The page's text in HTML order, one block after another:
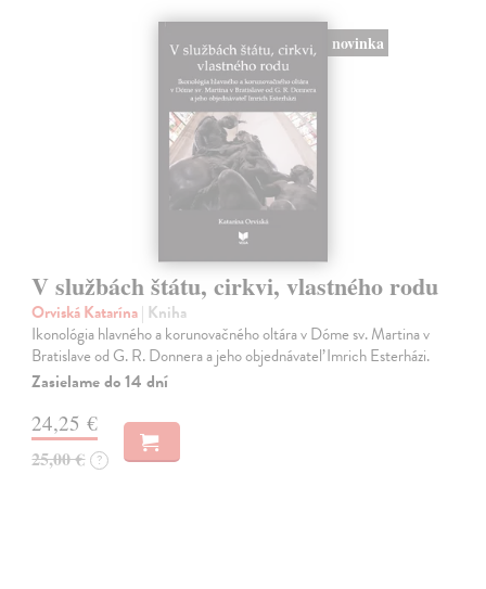
novinka
V službách štátu, cirkvi, vlastného rodu
Orviská Katarína| Kniha
Ikonológia hlavného a korunovačného oltára v Dóme sv. Martina v
Bratislave od G. R. Donnera a jeho objednávateľ Imrich Esterházi.
Zasielame do 14 dní
24,25 €
25,00 € ?